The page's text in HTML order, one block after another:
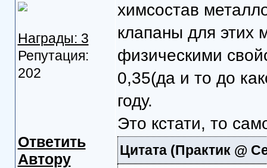
Награды: 3
Репутация:
202
Ответить
Автору
химсостав
клапаны для этих
физическими
0,35(да и то до
году.
Это кстати, то
Цитата(Практик @